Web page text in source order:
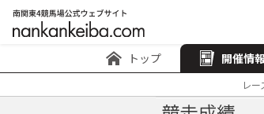
トップ 開催情
レ